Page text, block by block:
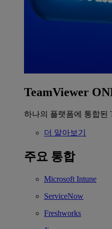
TeamViewer
하나의 플랫폼에 통합된
더 알아보기
주요 통합
Microsoft Intune
ServiceNow
Freshworks